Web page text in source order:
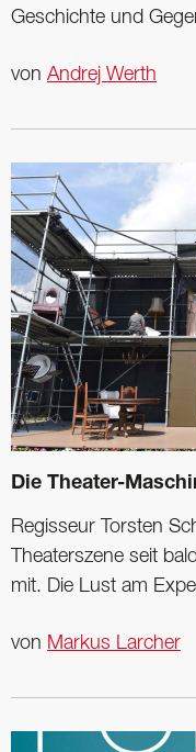
Geschichte und
von Andrej Werth
Die Theater-
Regisseur Torsten
Theaterszene seit
mit. Die Lust am
von Markus Larcher